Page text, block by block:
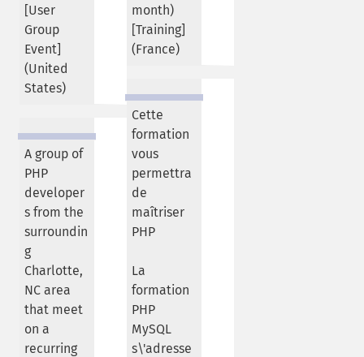
[User
Group
Event]
(United
States)
A group of
PHP
developer
s from the
surroundin
g
Charlotte,
NC area
that meet
on a
recurring
month)
[Training]
(France)
Cette
formation
vous
permettra
de
maîtriser
PHP
La
formation
PHP
MySQL
s\'adresse